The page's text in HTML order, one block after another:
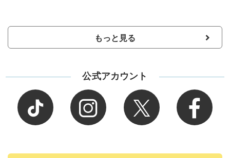
もっと見る
公式アカウント